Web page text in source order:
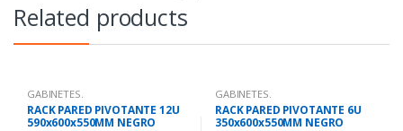
Related products
GABINETES.
RACK PARED PIVOTANTE 12U
590x600x550MM NEGRO
GABINETES.
RACK PARED PIVOTANTE 6U
350x600x550MM NEGRO